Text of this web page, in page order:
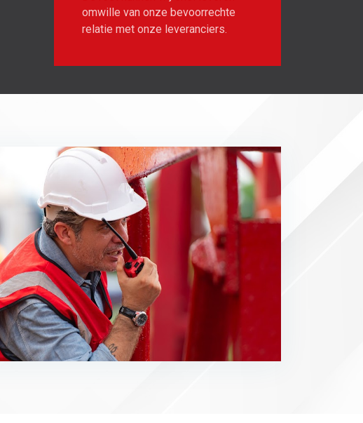
omwille van onze bevoorrechte
relatie met onze leveranciers.